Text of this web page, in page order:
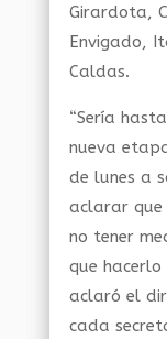
Girardota,
Envigado,
Caldas.
“Sería
nueva
de lunes a
aclarar que
no tener
que
aclaró el
cada